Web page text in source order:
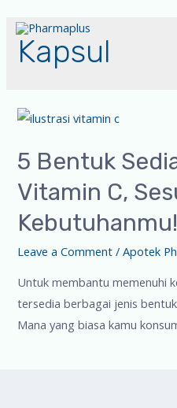
Kapsul
5 Bentuk
Vitamin C,
Kebutuhanmu!
Leave a Comment /Apotek
Untuk membantu memenuhi
tersedia berbagai jenis
Mana yang biasa kamu